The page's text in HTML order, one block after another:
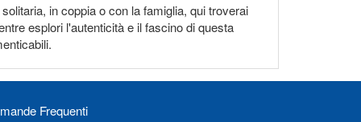
in coppia o con la famiglia, qui troverai
esplori l'autenticità e il fascino di questa
Frequenti